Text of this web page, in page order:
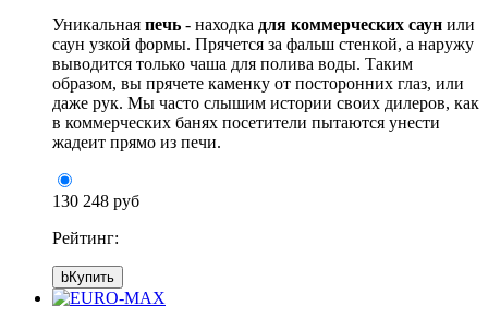
Уникальная печь - находка для коммерческих саун или
саун узкой формы. Прячется за фальш стенкой, а наружу
выводится только чаша для полива воды. Таким
образом, вы прячете каменку от посторонних глаз, или
даже рук. Мы часто слышим истории своих дилеров, как
в коммерческих банях посетители пытаются унести
жадеит прямо из печи.
130 248 руб
Рейтинг:
bКупить